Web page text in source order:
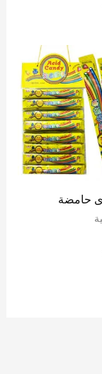
حامضة